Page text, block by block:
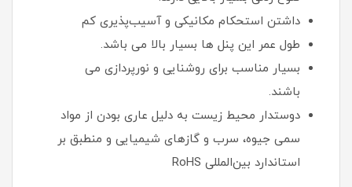
داشتن استحکام مکانیکی و آسیب‌پذیری کم
طول عمر این پنل ها بسیار بالا می باشد.
بسیار مناسب برای روشنایی و نورپردازی می
باشند.
دوستدار محیط زیست به دلیل عاری بودن از مواد
سمی جیوه، سرب و گازهای شیمیایی و منطبق بر
استاندارد بین‌المللی RoHS